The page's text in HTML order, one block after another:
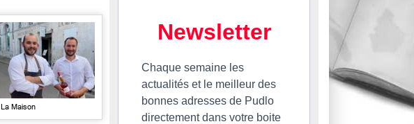
La Maison
Newsletter
Chaque semaine les
actualités et le meilleur des
bonnes adresses de Pudlo
directement dans votre boite